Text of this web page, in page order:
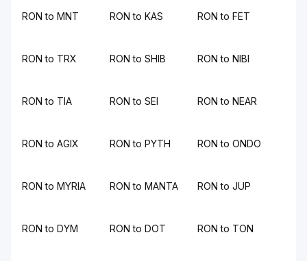
RON to MNT RON to KAS RON to FET
RON to TRX RON to SHIB RON to NIBI
RON to TIA RON to SEI RON to NEAR
RON to AGIX RON to PYTH RON to ONDO
RON to MYRIA RON to MANTA RON to JUP
RON to DYM RON to DOT RON to TON